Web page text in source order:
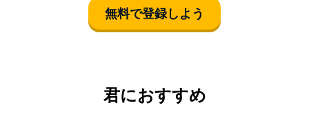
無料で登録しよう
君におすすめ